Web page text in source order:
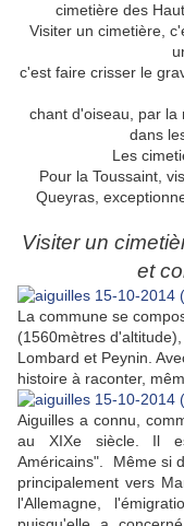
cimetière des
Visiter un cimetière,
c'est faire crisser le
chant d'oiseau, par la
dans
Les
Pour la Toussaint,
Queyras,
Visiter un
et
La commune se
(1560mètres
Lombard et Peynin.
histoire à raconter,
Aiguilles a connu,
au XIXe siècle. Il
Américains". Même si
principalement vers
l'Allemagne,